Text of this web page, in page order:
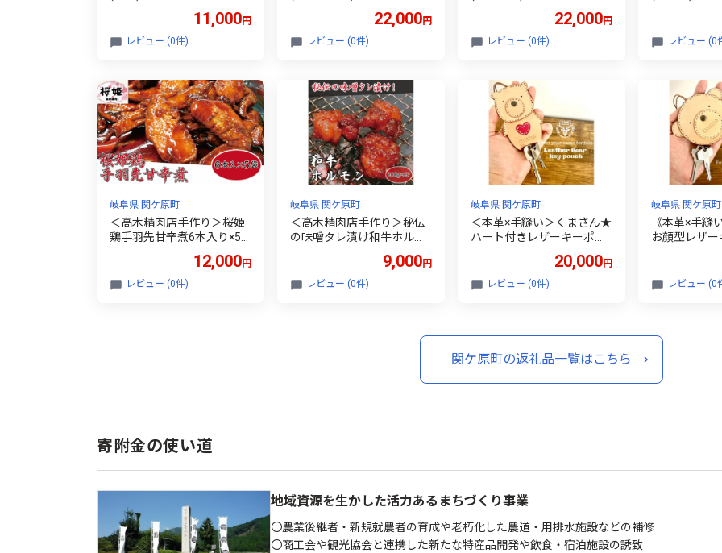
11,000円
レビュー (0件)
22,000円
レビュー (0件)
22,000円
レビュー (0件)
レビュー (0
岐阜県 関ケ原町
＜高木精肉店手作り＞桜姫
鶏手羽先甘辛煮6本入り×5
12,000円
レビュー (0件)
岐阜県 関ケ原町
＜高木精肉店手作り＞秘伝
の味噌タレ漬け和牛ホルモ
ン200g×2P【1488961】
9,000円
レビュー (0件)
岐阜県 関ケ原町
＜本革×手縫い＞くまさん★
ハート付きレザーキーポー
チ/お名前刻印OK!【167239
20,000円
レビュー (0件)
岐阜県 関ケ原町
《本革×手縫
お顔型レザ
レビュー (0
関ケ原町の返礼品一覧はこちら
寄附金の使い道
地域資源を生かした活力あるまちづくり事業
〇農業後継者・新規就農者の育成や老朽化した農道・用排水施設などの補修
〇商工会や観光協会と連携した新たな特産品開発や飲食・宿泊施設の誘致